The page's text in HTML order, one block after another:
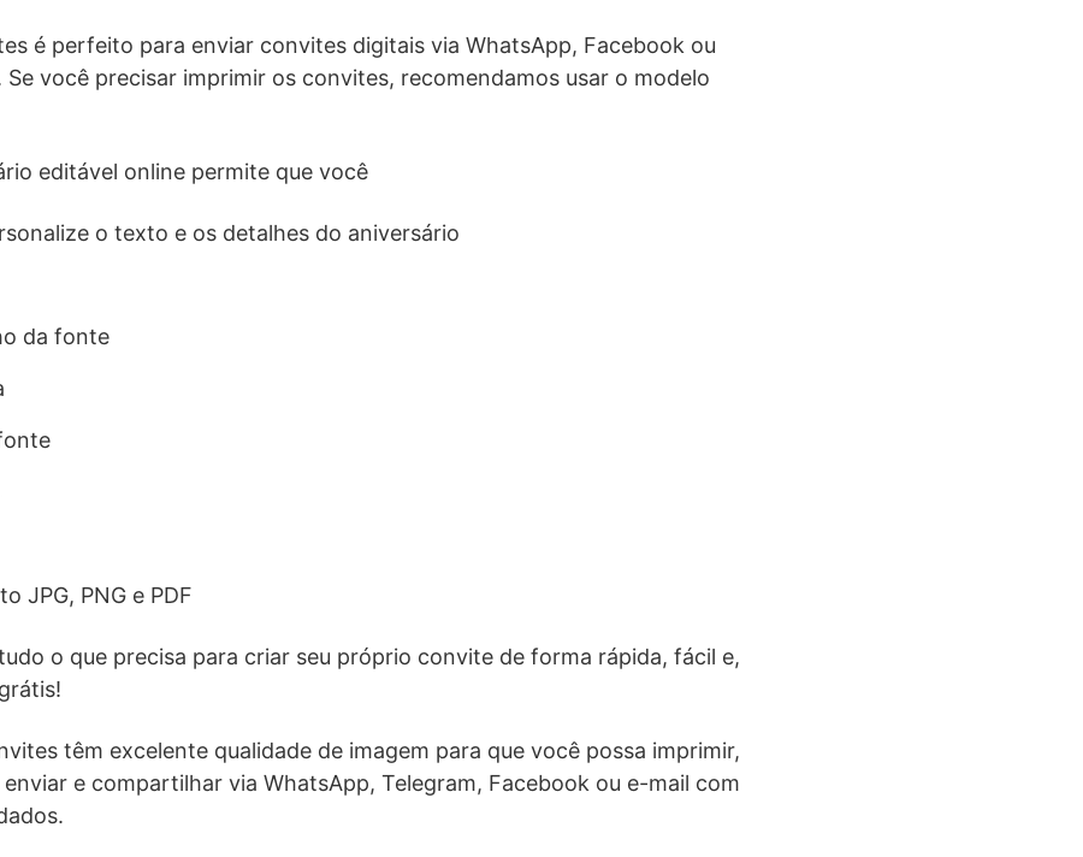
é perfeito para enviar convites digitais via WhatsApp, Facebook ou
Se você precisar imprimir os convites, recomendamos usar o modelo
editável online permite que você
o texto e os detalhes do aniversário
da fonte
JPG, PNG e PDF
o que precisa para criar seu próprio convite de forma rápida, fácil e,
têm excelente qualidade de imagem para que você possa imprimir,
e compartilhar via WhatsApp, Telegram, Facebook ou e-mail com